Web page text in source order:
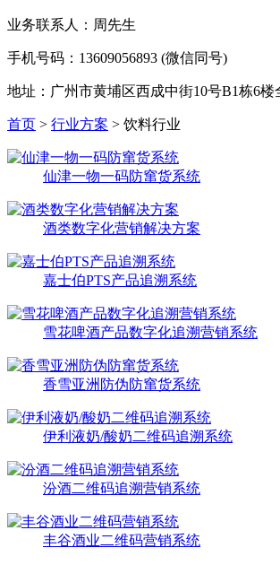
业务联系人：周先生
手机号码：13609056893 (微信同号)
地址：广州市黄埔区西成中街10号B1栋6楼
首页 > 行业方案 > 饮料行业
仙津一物一码防窜货系统
酒类数字化营销解决方案
嘉士伯PTS产品追溯系统
雪花啤酒产品数字化追溯营销系统
香雪亚洲防伪防窜货系统
伊利液奶/酸奶二维码追溯系统
汾酒二维码追溯营销系统
丰谷酒业二维码营销系统